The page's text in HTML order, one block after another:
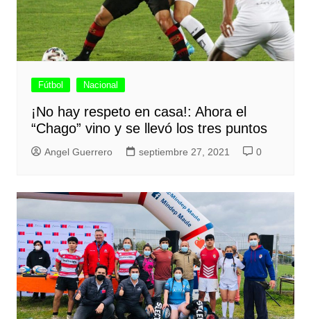
Fútbol Nacional
¡No hay respeto en casa!: Ahora el
“Chago” vino y se llevó los tres puntos
Angel Guerrero septiembre 27, 2021 0